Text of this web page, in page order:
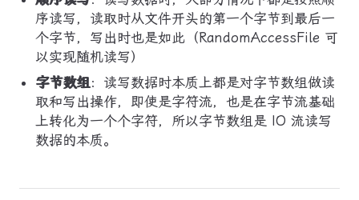
序读写，读取时从文件开头的第一个字节到最后一
个字节，写出时也是如此（RandomAccessFile 可
以实现随机读写）
字节数组 ：读写数据时本质上都是对字节数组做读
取和写出操作，即使是字符流，也是在字节流基础
上转化为一个个字符，所以字节数组是 IO 流读写
数据的本质。